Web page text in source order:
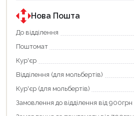
державною
програмою
єКнига.
Використовуйте
карту
щоб
зекономити
та
отримати
переваги!
державною
програмою
«Національний
кешбек».
покупку
«Національний
кешбек»
та
отримуйте
повернення
Нова Пошта
До відділення
Поштомат
Кур'єр
Відділення (для мольбертів)
Кур'єр (для мольбертів)
Замовлення до відділення від 900грн